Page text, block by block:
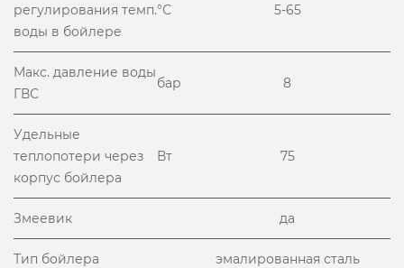
регулирования темп.
воды в бойлере
°С 5-65
Макс. давление воды
ГВС
бар 8
Удельные
теплопотери через
корпус бойлера
Вт 75
Змеевик да
Тип бойлера эмалированная сталь